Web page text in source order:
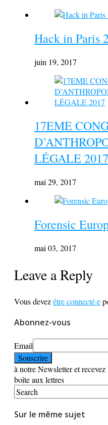
Hack in Paris
juin 19, 2017
17EME
LÉGALE 2017
mai 29, 2017
Forensic
mai 03, 2017
Leave a Reply
Vous devezêtre connecté·e
Abonnez-vous
Email
à notre Newsletter et
boîte aux lettres
Sur le même sujet